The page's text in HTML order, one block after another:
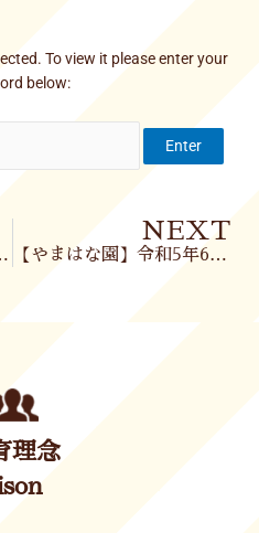
To view it please enter your
below:
16日(金)
NEXT
【やまはな園】令和5年6月19日(月)
理念